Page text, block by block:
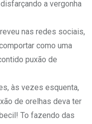
a vergonha
nas redes sociais,
como uma
puxão de
às vezes esquenta,
de orelhas deva ter
To fazendo das